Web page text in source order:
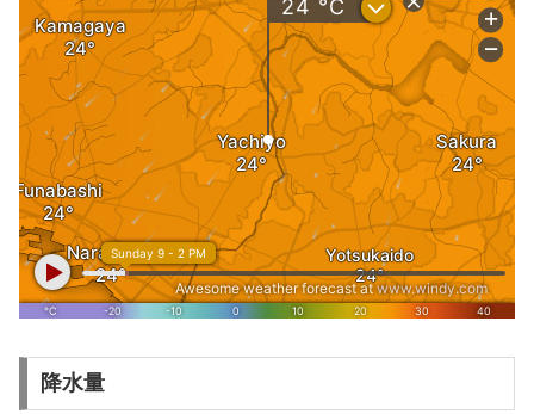
降水量